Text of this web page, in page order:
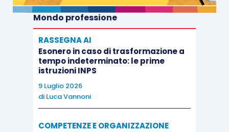
Mondo professione
RASSEGNA AI
Esonero in caso di trasformazione a
tempo indeterminato: le prime
istruzioni INPS
9 Luglio 2026
di Luca Vannoni
COMPETENZE E ORGANIZZAZIONE